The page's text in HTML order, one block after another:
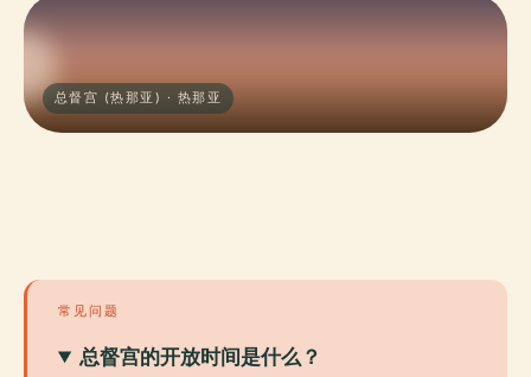
总督宫 (热那亚) · 热那亚
常见问题
总督宫的开放时间是什么？